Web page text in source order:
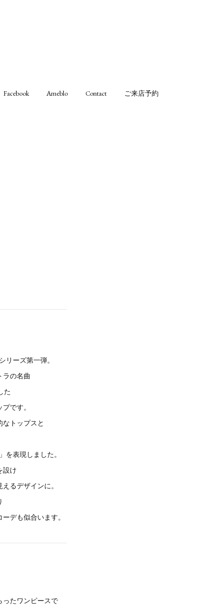
Facebook Ameblo Contact ご来店予約
リーズ第一弾。
ラの名曲
た
です。
トップスと
を表現しました。
設け
るデザインに。
デも似合います。
ったワンピースで